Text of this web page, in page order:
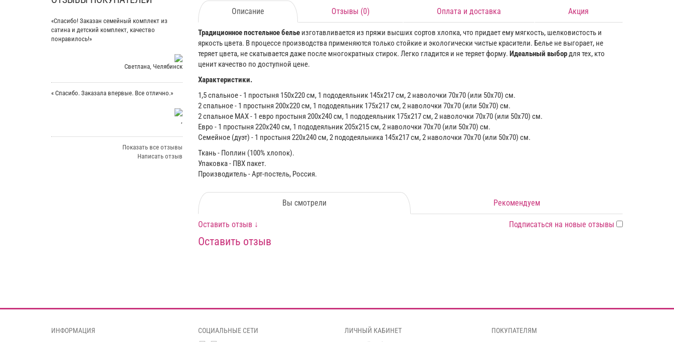
«Спасибо! Заказан семейный комплект из
сатина и детский комплект, качество
понравилось!»
Светлана, Челябинск
« Спасибо. Заказала впервые. Все отлично.»
Показать все отзывы
Написать отзыв
Описание Отзывы (0) Оплата и доставка Акция
Традиционное постельное бельеизготавливается из пряжи высших сортов хлопка, что придает ему мягкость, шелковистость и
яркость цвета. В процессе производства применяются только стойкие и экологически чистые красители. Белье не выгорает, не
теряет цвета, не скатывается даже после многократных стирок. Легко гладится и не теряет форму. Идеальный выбордля тех, кто
ценит качество по доступной цене.
Характеристики.
1,5 спальное - 1 простыня 150х220 см, 1 пододеяльник 145х217 см, 2 наволочки 70х70 (или 50х70) см.
2 спальное - 1 простыня 200x220 см, 1 пододеяльник 175х217 см, 2 наволочки 70х70 (или 50х70) см.
2 спальное MAX - 1 евро простыня 200x240 см, 1 пододеяльник 175х217 см, 2 наволочки 70х70 (или 50х70) см.
Евро - 1 простыня 220х240 см, 1 пододеяльник 205х215 см, 2 наволочки 70х70 (или 50х70) см.
Семейное (дуэт) - 1 простыня 220x240 см, 2 пододеяльника 145х217 см, 2 наволочки 70х70 (или 50х70) см.
Ткань - Поплин (100% хлопок).
Упаковка - ПВХ пакет.
Производитель - Арт-постель, Россия.
Вы смотрели Рекомендуем
Подписаться на новые отзывы
Оставить отзыв ↓
Оставить отзыв
ИНФОРМАЦИЯ
СОЦИАЛЬНЫЕ СЕТИ
ЛИЧНЫЙ КАБИНЕТ
ПОКУПАТЕЛЯМ